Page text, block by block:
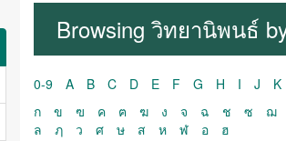
Browsing วิทยานิพนธ์
0-9 A B C D E F G H I J K
ก
ข ฃ ค ฅ ฆ ง จ ฉ ช ซ ฌ
ล
ฦ ว ศ ษ ส ห ฬ อ ฮ